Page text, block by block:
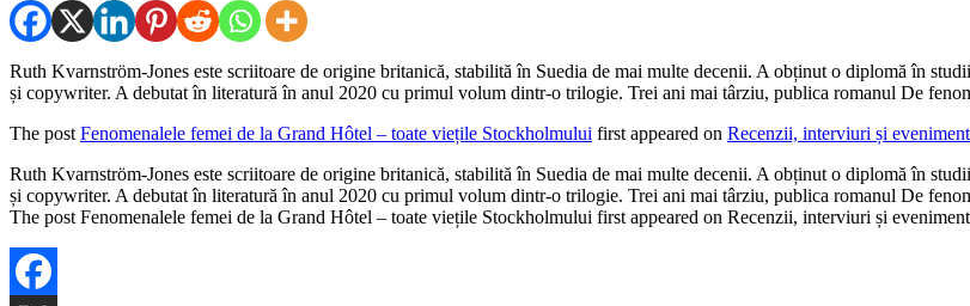
Ruth Kvarnström-Jones este scriitoare de origine britanică, stabilită în Suedia de mai multe decenii. A obținut o diplomă în
și copywriter. A debutat în literatură în anul 2020 cu primul volum dintr-o trilogie. Trei ani mai târziu, publica romanul De
The post Fenomenalele femei de la Grand Hôtel – toate viețile Stockholmului first appeared on Recenzii, interviuri și
​Ruth Kvarnström-Jones este scriitoare de origine britanică, stabilită în Suedia de mai multe decenii. A obținut o diplomă în
și copywriter. A debutat în literatură în anul 2020 cu primul volum dintr-o trilogie. Trei ani mai târziu, publica romanul De
The post Fenomenalele femei de la Grand Hôtel – toate viețile Stockholmului first appeared on Recenzii, interviuri și